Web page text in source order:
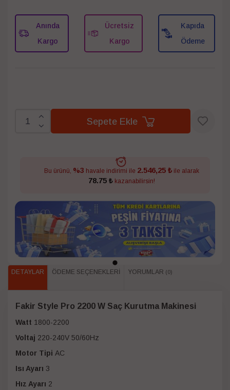
Anında
Kargo
Ücretsiz
Kargo
Kapıda
Ödeme
Sepete Ekle
Bu ürünü, %3 havale indirimi ile 2.546,25 ₺ile alarak
78.75 ₺kazanabilirsin!
DETAYLAR ÖDEME SEÇENEKLERI YORUMLAR (0)
Fakir Style Pro 2200 W Saç Kurutma Makinesi
Watt 1800-2200
Voltaj 220-240V 50/60Hz
Motor Tipi AC
Isı Ayarı 3
Hız Ayarı 2